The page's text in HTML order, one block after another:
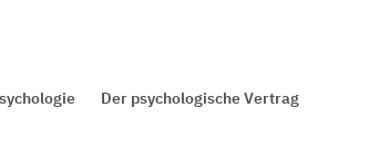
Der psychologische Vertrag